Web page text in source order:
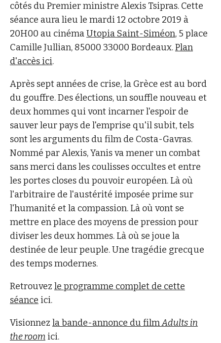
côtés du Premier ministre Alexis Tsipras. Cette
séance aura lieu le mardi 12 octobre 2019 à
20H00 au cinémaUtopia Saint-Siméon, 5 place
Camille Jullian, 85000 33000 Bordeaux.Plan
d'accès ici.
Après sept années de crise, la Grèce est au bord
du gouffre. Des élections, un souffle nouveau et
deux hommes qui vont incarner l'espoir de
sauver leur pays de l'emprise qu'il subit, tels
sont les arguments du film de Costa-Gavras.
Nommé par Alexis, Yanis va mener un combat
sans merci dans les coulisses occultes et entre
les portes closes du pouvoir européen. Là où
l'arbitraire de l'austérité imposée prime sur
l'humanité et la compassion. Là où vont se
mettre en place des moyens de pression pour
diviser les deux hommes. Là où se joue la
destinée de leur peuple. Une tragédie grecque
des temps modernes.
Retrouvez le programme complet de cette
séance ici.
Visionnez la bande-annonce du filmAdults in
the room ici.